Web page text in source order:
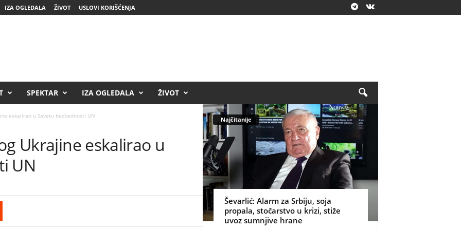
IZA OGLEDALA ŽIVOT USLOVI KORIŠĆENJA
SPEKTAR IZA OGLEDALA ŽIVOT
eskalirao u Savetu bezbednosti UN
Ukrajine eskalirao u
UN
Najčitanije
Ševarlić: Alarm za Srbiju, soja
propala, stočarstvo u krizi, stiže
uvoz sumnjive hrane